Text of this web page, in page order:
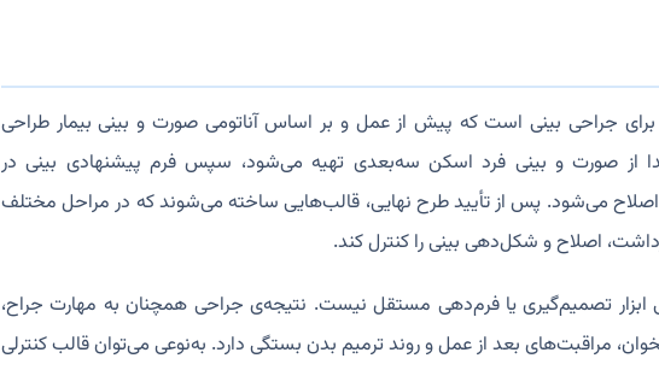
برای جراحی بینی است که پیش از عمل و بر اساس آناتومی صورت و بینی بیمار طراحی
از صورت و بینی فرد اسکن سه‌بعدی تهیه می‌شود، سپس فرم پیشنهادی بینی در
می‌شود. پس از تأیید طرح نهایی، قالب‌هایی ساخته می‌شوند که در مراحل مختلف
اصلاح و شکل‌دهی بینی را کنترل کند.
تصمیم‌گیری یا فرم‌دهی مستقل نیست. نتیجه‌ی جراحی همچنان به مهارت جراح،
مراقبت‌های بعد از عمل و روند ترمیم بدن بستگی دارد. به‌نوعی می‌توان قالب کنترلی